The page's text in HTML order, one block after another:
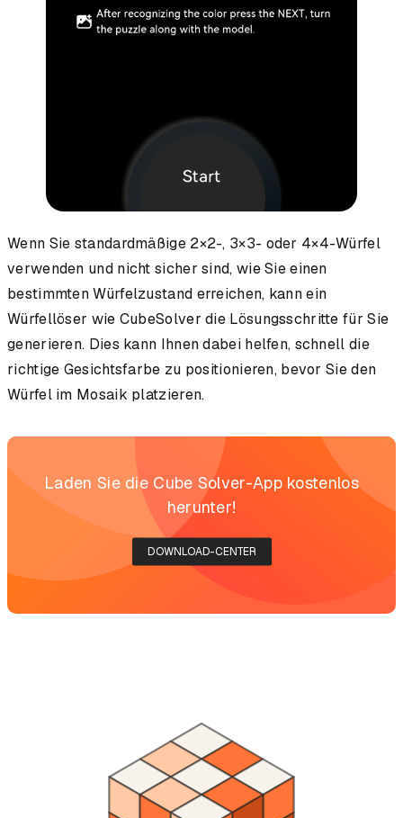
Wenn Sie standardmäßige 2×2-, 3×3- oder 4×4-Würfel
verwenden und nicht sicher sind, wie Sie einen
bestimmten Würfelzustand erreichen, kann ein
Würfellöser wie CubeSolver die Lösungsschritte für Sie
generieren. Dies kann Ihnen dabei helfen, schnell die
richtige Gesichtsfarbe zu positionieren, bevor Sie den
Würfel im Mosaik platzieren.
Laden Sie die Cube Solver-App kostenlos
herunter!
DOWNLOAD-CENTER